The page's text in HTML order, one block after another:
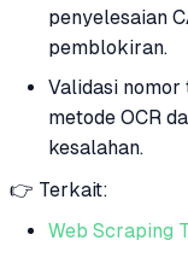
penyelesaian
pemblokiran.
Validasi
metode OCR
kesalahan.
👉 Terkait:
Web Scraping